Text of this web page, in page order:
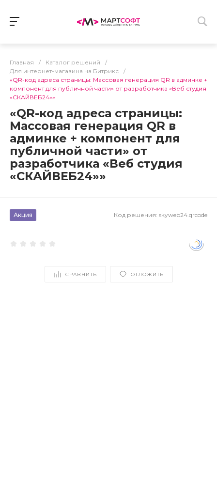
Главная / Каталог решений
/
Для интернет-магазина на Битрикс
/
«QR-код адреса страницы: Массовая генерация QR в админке +
компонент для публичной части» от разработчика «Веб студия
«СКАЙВЕБ24»»
«QR-код адреса страницы:
Массовая генерация QR в
админке + компонент для
публичной части» от
разработчика «Веб студия
«СКАЙВЕБ24»»
Акция Код решения: skyweb24.qrcode
СРАВНИТЬ ОТЛОЖИТЬ